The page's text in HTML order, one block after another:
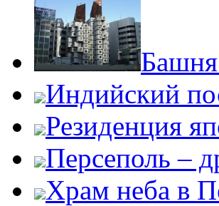
Индийский
Резиденция
Персеполь –
Храм неба в